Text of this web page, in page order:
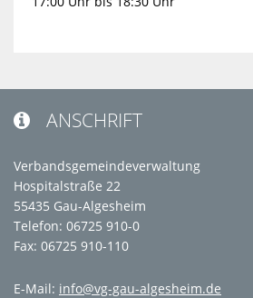
 ANSCHRIFT
Verbandsgemeindeverwaltung
Hospitalstraße 22
55435 Gau-Algesheim
Telefon: 06725 910-0
Fax: 06725 910-110
E-Mail: info@vg-gau-algesheim.de